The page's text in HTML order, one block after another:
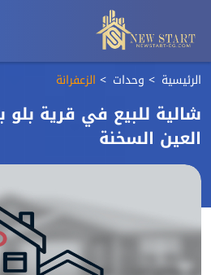
الرئيسية وحدات الزعفرانة
العين السخنة